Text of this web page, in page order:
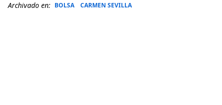
Archivado en: BOLSA CARMEN SEVILLA